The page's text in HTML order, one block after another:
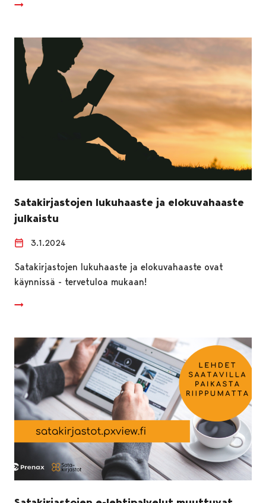
Satakirjastojen lukuhaaste ja elokuvahaaste
julkaistu
3.1.2024
Satakirjastojen lukuhaaste ja elokuvahaaste ovat
käynnissä - tervetuloa mukaan!